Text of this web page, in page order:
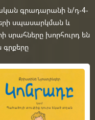
գրադարանի ն/դ-4-
սպասարկման և
սրահները խորհուրդ են